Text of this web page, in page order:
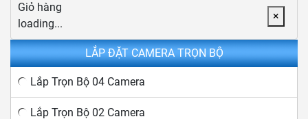
×
Giỏ hàng
loading...
LẮP ĐẶT CAMERA TRỌN BỘ
Lắp Trọn Bộ 04 Camera
Lắp Trọn Bộ 02 Camera